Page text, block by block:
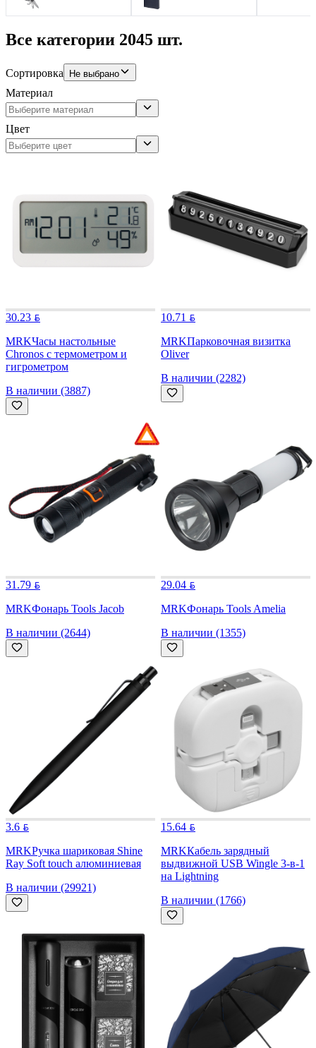
Все категории 2045 шт.
Сортировка Не выбрано
Материал
Цвет
30.23
MRKЧасы настольные
Chronos с термометром и
гигрометром
В наличии (3887)
10.71
MRKПарковочная визитка
Oliver
В наличии (2282)
31.79
MRKФонарь Tools Jacob
В наличии (2644)
29.04
MRKФонарь Tools Amelia
В наличии (1355)
3.6
MRKРучка шариковая Shine
Ray Soft touch алюминиевая
В наличии (29921)
15.64
MRKКабель зарядный
выдвижной USB Wingle 3-в-1
на Lightning
В наличии (1766)